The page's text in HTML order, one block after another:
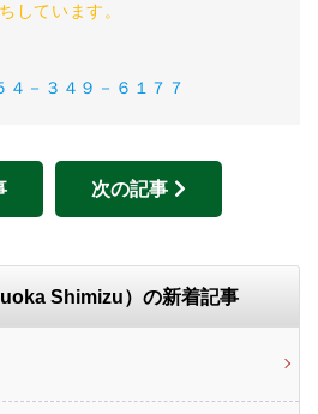
しています。
－３４９－６１７７
次の記事
Shimizu）の新着記事